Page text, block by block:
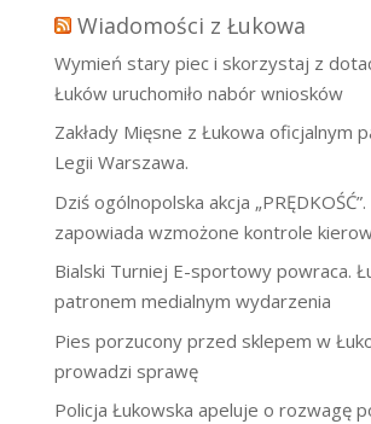
Wiadomości z Łukowa
Wymień stary piec i skorzystaj z
Łuków uruchomiło nabór wniosków
Zakłady Mięsne z Łukowa oficjalnym
Legii Warszawa.
Dziś ogólnopolska akcja
zapowiada wzmożone kontrole
Bialski Turniej E-sportowy powraca.
patronem medialnym wydarzenia
Pies porzucony przed sklepem w
prowadzi sprawę
Policja Łukowska apeluje o rozwagę